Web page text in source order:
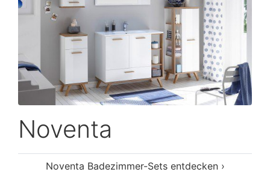
Noventa
Noventa Badezimmer-Sets entdecken ›